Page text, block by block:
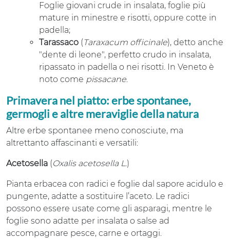
Foglie giovani crude in insalata, foglie più
mature in minestre e risotti, oppure cotte in
padella;
Tarassaco (Taraxacum officinale), detto anche
"dente di leone", perfetto crudo in insalata,
ripassato in padella o nei risotti. In Veneto è
noto come pissacane.
Primavera nel piatto: erbe spontanee,
germogli e altre meraviglie della natura
Altre erbe spontanee meno conosciute, ma
altrettanto affascinanti e versatili:
Acetosella (Oxalis acetosella L.)
Pianta erbacea con radici e foglie dal sapore acidulo e
pungente, adatte a sostituire l’aceto. Le radici
possono essere usate come gli asparagi, mentre le
foglie sono adatte per insalata o salse ad
accompagnare pesce, carne e ortaggi.